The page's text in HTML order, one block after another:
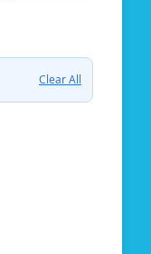
Clear All